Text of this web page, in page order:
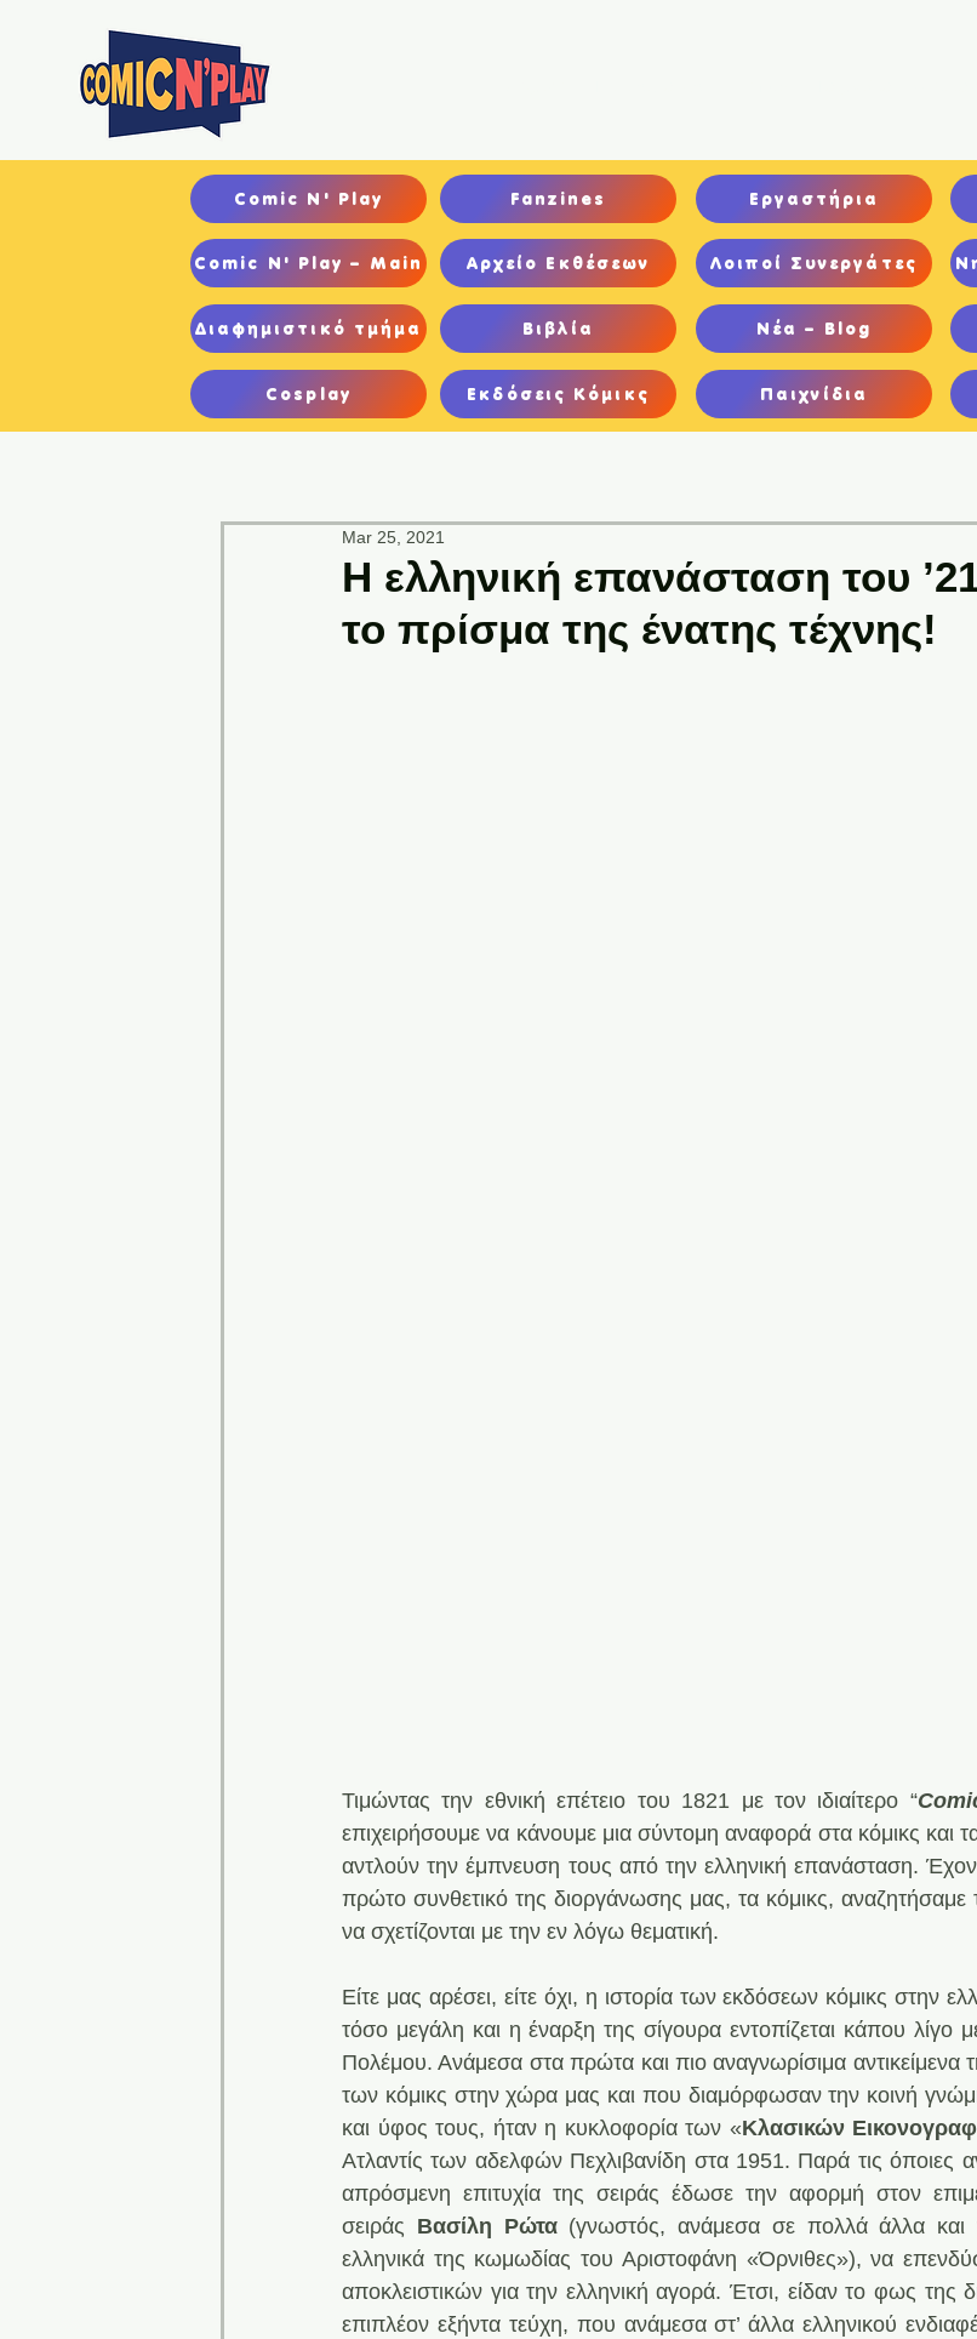
Comic N' Play Fanzines Εργαστήρια
Comic N' Play – Main Αρχείο Εκθέσεων Λοιποί Συνεργάτες
Διαφημιστικό τμήμα Βιβλία
Cosplay Εκδόσεις Κόμικς
Νέα – Blog
Παιχνίδια
Η ελληνική επανάσταση του
το πρίσμα της ένατης τέχνης!
Mar 25, 2021
Τιμώντας την εθνική επέτειο του 1821 με τον ιδιαίτερο “
επιχειρήσουμε να κάνουμε μια σύντομη αναφορά στα κόμικς και
αντλούν την έμπνευση τους από την ελληνική επανάσταση.
πρώτο συνθετικό της διοργάνωσης μας, τα κόμικς, αναζητήσαμε
να σχετίζονται με την εν λόγω θεματική.
Είτε μας αρέσει, είτε όχι, η ιστορία των εκδόσεων κόμικς στην
τόσο μεγάλη και η έναρξη της σίγουρα εντοπίζεται κάπου λίγο
Πολέμου. Ανάμεσα στα πρώτα και πιο αναγνωρίσιμα αντικείμενα
των κόμικς στην χώρα μας και που διαμόρφωσαν την κοινή
και ύφος τους, ήταν η κυκλοφορία των «Κλασικών
Ατλαντίς των αδελφών Πεχλιβανίδη στα 1951. Παρά τις όποιες
απρόσμενη επιτυχία της σειράς έδωσε την αφορμή στον
σειράς Βασίλη Ρώτα (γνωστός, ανάμεσα σε πολλά άλλα
ελληνικά της κωμωδίας του Αριστοφάνη «Όρνιθες»), να
αποκλειστικών για την ελληνική αγορά. Έτσι, είδαν το φως της
επιπλέον εξήντα τεύχη, που ανάμεσα στ’ άλλα ελληνικού